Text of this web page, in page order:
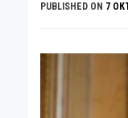
PUBLISHED ON 7